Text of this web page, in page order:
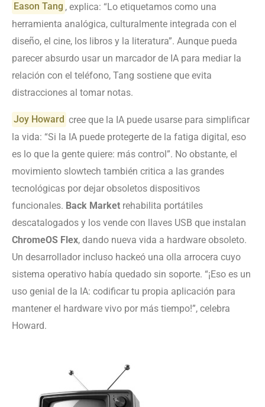
Eason Tang , explica: “Lo etiquetamos como una
herramienta analógica, culturalmente integrada con el
diseño, el cine, los libros y la literatura”. Aunque pueda
parecer absurdo usar un marcador de IA para mediar la
relación con el teléfono, Tang sostiene que evita
distracciones al tomar notas.
Joy Howard cree que la IA puede usarse para simplificar
la vida: “Si la IA puede protegerte de la fatiga digital, eso
es lo que la gente quiere: más control”. No obstante, el
movimiento slowtech también critica a las grandes
tecnológicas por dejar obsoletos dispositivos
funcionales. Back Market rehabilita portátiles
descatalogados y los vende con llaves USB que instalan
ChromeOS Flex, dando nueva vida a hardware obsoleto.
Un desarrollador incluso hackeó una olla arrocera cuyo
sistema operativo había quedado sin soporte. “¡Eso es un
uso genial de la IA: codificar tu propia aplicación para
mantener el hardware vivo por más tiempo!”, celebra
Howard.